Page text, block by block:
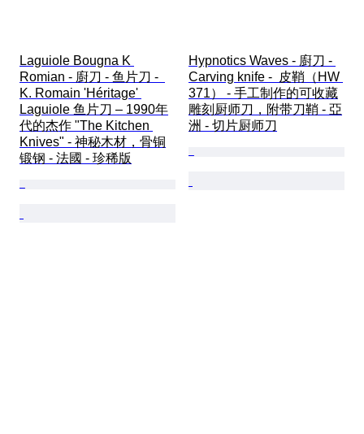
Laguiole Bougna K
Romian - 廚刀 - 鱼片刀 -
K. Romain 'Héritage'
Laguiole 鱼片刀 – 1990年
代的杰作 "The Kitchen
Knives" - 神秘木材，骨铜
锻钢 - 法國 - 珍稀版
Hypnotics Waves - 廚刀 -
Carving knife -  皮鞘（HW
371） - 手工制作的可收藏
雕刻厨师刀，附带刀鞘 - 亞
洲 - 切片厨师刀